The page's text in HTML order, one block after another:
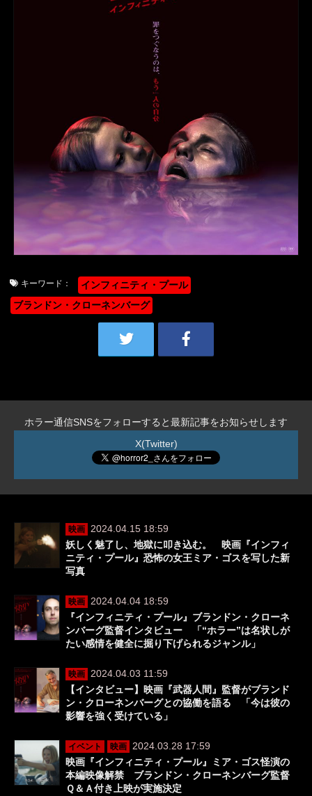
キーワード：
インフィニティ・プール
ブランドン・クローネンバーグ
ホラー通信SNSをフォローすると最新記事をお知らせします
X(Twitter)
映画
2024.04.15 18:59
妖しく魅了し、地獄に叩き込む。 映画『インフィ
ニティ・プール』恐怖の女王ミア・ゴスを写した新
写真
映画
2024.04.04 18:59
『インフィニティ・プール』ブランドン・クローネ
ンバーグ監督インタビュー 「“ホラー”は名状しが
たい感情を健全に掘り下げられるジャンル」
映画
2024.04.03 11:59
【インタビュー】映画『武器人間』監督がブランド
ン・クローネンバーグとの協働を語る 「今は彼の
影響を強く受けている」
イベント 映画
2024.03.28 17:59
映画『インフィニティ・プール』ミア・ゴス怪演の
本編映像解禁 ブランドン・クローネンバーグ監督
Ｑ＆Ａ付き上映が実施決定